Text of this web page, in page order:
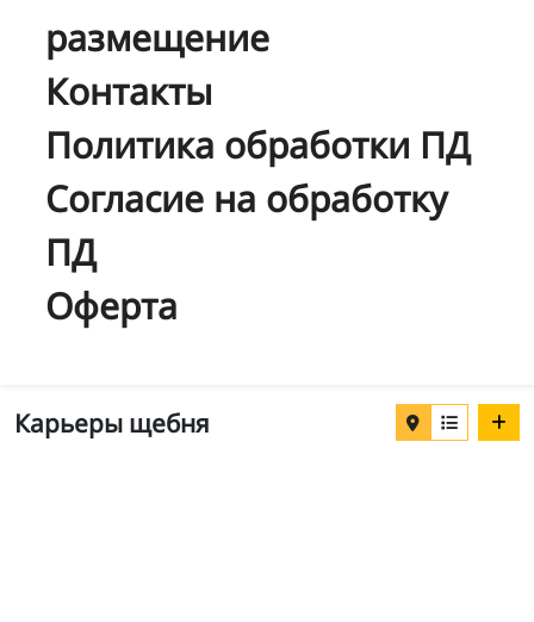
размещение
Контакты
Политика обработки ПД
Согласие на обработку
ПД
Оферта
Карьеры щебня